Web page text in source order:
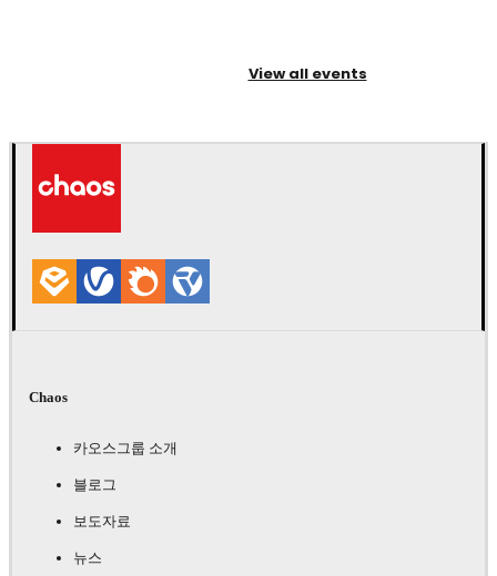
View all events
Chaos
카오스그룹 소개
블로그
보도자료
뉴스